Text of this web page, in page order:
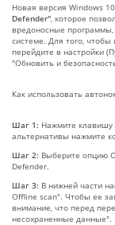
Новая версия Windows
Defender" , которое
вредоносные
системе. Для того, чтобы
перейдите в настройки
"Обновить и
Как использовать
Шаг 1: Нажмите клавишу
альтернативы нажмите
Шаг 2: Выберите опцию
Defender.
Шаг 3: В нижней части
Offline scan". Чтобы ее
внимание, что перед
несохраненные данные".